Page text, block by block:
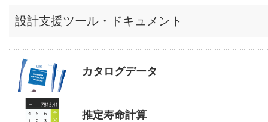
設計支援ツール・ドキュメント
カタログデータ
推定寿命計算